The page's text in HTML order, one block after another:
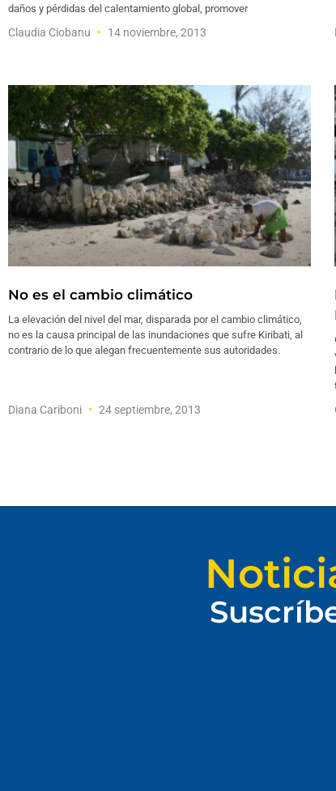
daños y pérdidas del calentamiento global, promover
Claudia Ciobanu 14 noviembre, 2013
No es el cambio climático
La elevación del nivel del mar, disparada por el cambio climático,
no es la causa principal de las inundaciones que sufre Kiribati, al
contrario de lo que alegan frecuentemente sus autoridades.
Diana Cariboni 24 septiembre, 2013